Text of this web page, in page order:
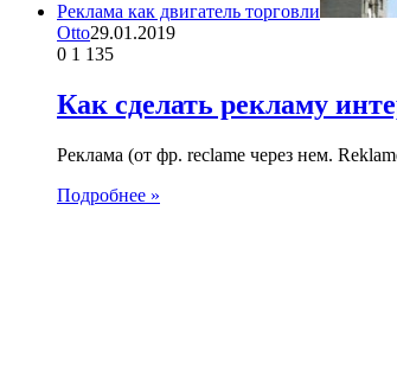
Реклама как двигатель торговли
Otto29.01.2019
0 1 135
Как сделать рекламу
Реклама (от фр. reclame через нем.
Подробнее »